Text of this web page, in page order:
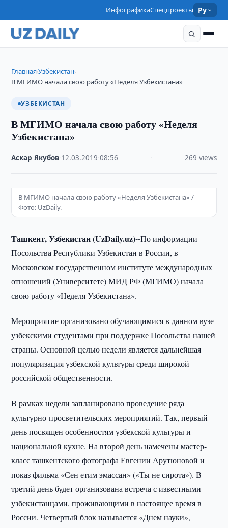
ИнфографикаСпецпроекты Ру
Главная›Узбекистан›
В МГИМО начала свою работу «Неделя Узбекистана»
УЗБЕКИСТАН
В МГИМО начала свою работу «Неделя
Узбекистана»
Аскар Якубов 12.03.2019 ·08:56 269 views
В МГИМО начала свою работу «Неделя Узбекистана» /
Фото: UzDaily.
Ташкент, Узбекистан (UzDaily.uz)--По информации
Посольства Республики Узбекистан в России, в
Московском государственном институте международных
отношений (Университете) МИД РФ (МГИМО) начала
свою работу «Неделя Узбекистана».
Мероприятие организовано обучающимися в данном вузе
узбекскими студентами при поддержке Посольства нашей
страны. Основной целью недели является дальнейшая
популяризация узбекской культуры среди широкой
российской общественности.
В рамках недели запланировано проведение ряда
культурно-просветительских мероприятий. Так, первый
день посвящен особенностям узбекской культуры и
национальной кухне. На второй день намечены мастер-
класс ташкентского фотографа Евгении Арутюновой и
показ фильма «Сен етим эмассан» («Ты не сирота»). В
третий день будет организована встреча с известными
узбекистанцами, проживающими в настоящее время в
России. Четвертый блок называется «Днем науки»,